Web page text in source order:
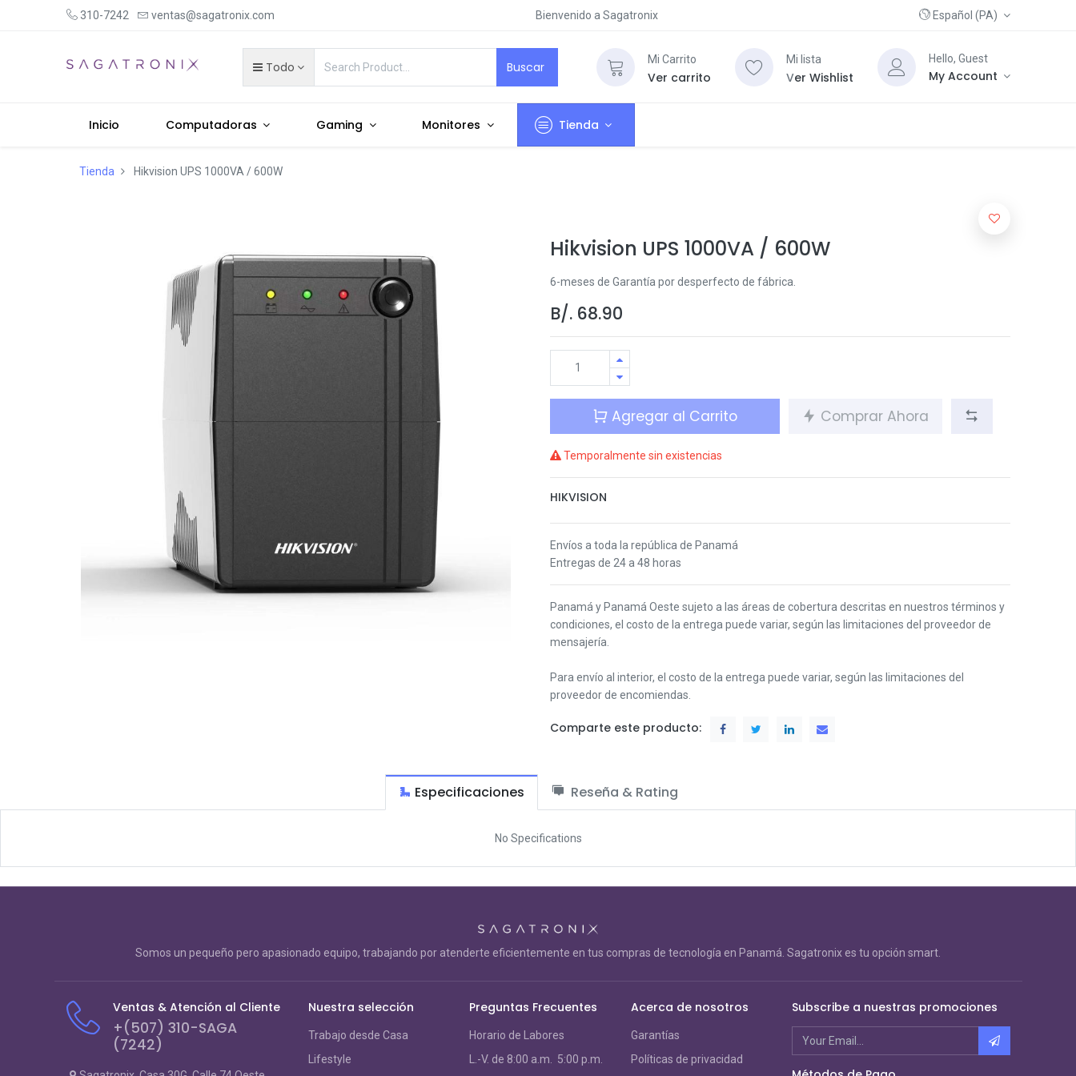
310-7242 ventas@sagatronix.com Bienvenido a Sagatronix Español (PA)
Todo Buscar Mi Carrito
Ver carrito
Mi lista
Ver Wishlist
Hello, Guest
My Account
Inicio Computadoras Gaming Monitores Tienda
Tienda Hikvision UPS 1000VA / 600W
Hikvision UPS 1000VA / 600W
6-meses de Garantía por desperfecto de fábrica.
B/. 68.90
Agregar al Carrito Comprar Ahora
Temporalmente sin existencias
HIKVISION
Envíos a toda la república de Panamá
Entregas de 24 a 48 horas
Panamá y Panamá Oeste sujeto a las áreas de cobertura descritas en nuestros términos y
condiciones, el costo de la entrega puede variar, según las limitaciones del proveedor de
mensajería.
Para envío al interior, el costo de la entrega puede variar, según las limitaciones del
proveedor de encomiendas.
Comparte este producto:
Especificaciones Reseña & Rating
No Specifications
Somos un pequeño pero apasionado equipo, trabajando por atenderte eficientemente en tus compras de tecnología en Panamá. Sagatronix es tu opción smart.
Ventas & Atención al Cliente
+(507) 310-SAGA
(7242)
Nuestra selección
Trabajo desde Casa
Lifestyle
Preguntas Frecuentes
Horario de Labores
L.-V. de 8:00 a.m. 5:00 p.m.
Acerca de nosotros
Garantías
Políticas de privacidad
Subscribe a nuestras promociones